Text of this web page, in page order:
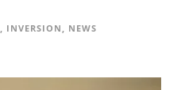
, INVERSION , NEWS